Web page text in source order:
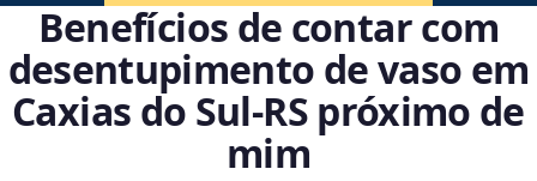
Benefícios de contar com
desentupimento de vaso em
Caxias do Sul‑RS próximo de
mim